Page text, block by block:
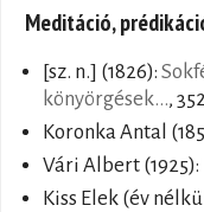
Meditáció,
[sz. n.] (1826):
könyörgések...,
Koronka Antal
Vári Albert (1925):
Kiss Elek (év